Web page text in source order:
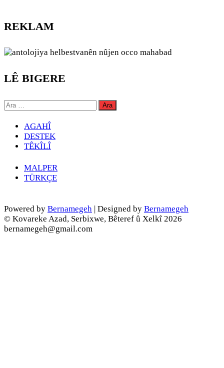
REKLAM
LÊ BIGERE
Arama:
AGAHÎ
DESTEK
TÊKÎLÎ
MALPER
TÜRKÇE
Powered by Bernamegeh | Designed by Bernamegeh
© Kovareke Azad, Serbixwe, Bêteref û Xelkî 2026
bernamegeh@gmail.com